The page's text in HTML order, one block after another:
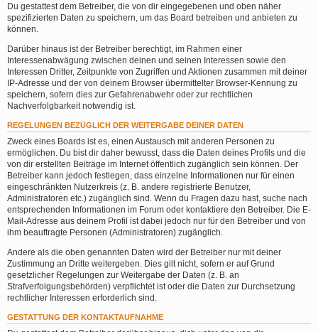
Du gestattest dem Betreiber, die von dir eingegebenen und oben näher
spezifizierten Daten zu speichern, um das Board betreiben und anbieten zu
können.
Darüber hinaus ist der Betreiber berechtigt, im Rahmen einer
Interessenabwägung zwischen deinen und seinen Interessen sowie den
Interessen Dritter, Zeitpunkte von Zugriffen und Aktionen zusammen mit deiner
IP-Adresse und der von deinem Browser übermittelter Browser-Kennung zu
speichern, sofern dies zur Gefahrenabwehr oder zur rechtlichen
Nachverfolgbarkeit notwendig ist.
REGELUNGEN BEZÜGLICH DER WEITERGABE DEINER DATEN
Zweck eines Boards ist es, einen Austausch mit anderen Personen zu
ermöglichen. Du bist dir daher bewusst, dass die Daten deines Profils und die
von dir erstellten Beiträge im Internet öffentlich zugänglich sein können. Der
Betreiber kann jedoch festlegen, dass einzelne Informationen nur für einen
eingeschränkten Nutzerkreis (z. B. andere registrierte Benutzer,
Administratoren etc.) zugänglich sind. Wenn du Fragen dazu hast, suche nach
entsprechenden Informationen im Forum oder kontaktiere den Betreiber. Die E-
Mail-Adresse aus deinem Profil ist dabei jedoch nur für den Betreiber und von
ihm beauftragte Personen (Administratoren) zugänglich.
Andere als die oben genannten Daten wird der Betreiber nur mit deiner
Zustimmung an Dritte weitergeben. Dies gilt nicht, sofern er auf Grund
gesetzlicher Regelungen zur Weitergabe der Daten (z. B. an
Strafverfolgungsbehörden) verpflichtet ist oder die Daten zur Durchsetzung
rechtlicher Interessen erforderlich sind.
GESTATTUNG DER KONTAKTAUFNAHME